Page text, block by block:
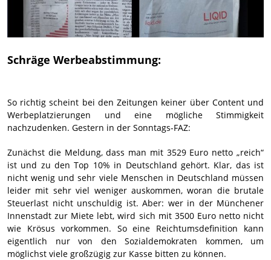
Schräge Werbeabstimmung:
So richtig scheint bei den Zeitungen keiner über Content und
Werbeplatzierungen und eine mögliche Stimmigkeit
nachzudenken. Gestern in der Sonntags-FAZ:
Zunächst die Meldung, dass man mit 3529 Euro netto „reich“
ist und zu den Top 10% in Deutschland gehört. Klar, das ist
nicht wenig und sehr viele Menschen in Deutschland müssen
leider mit sehr viel weniger auskommen, woran die brutale
Steuerlast nicht unschuldig ist. Aber: wer in der Münchener
Innenstadt zur Miete lebt, wird sich mit 3500 Euro netto nicht
wie Krösus vorkommen. So eine Reichtumsdefinition kann
eigentlich nur von den Sozialdemokraten kommen, um
möglichst viele großzügig zur Kasse bitten zu können.